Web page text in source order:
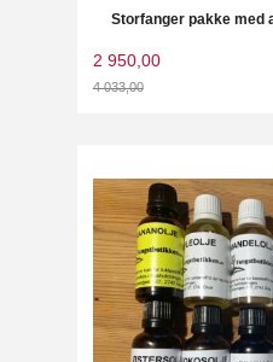
Storfanger pakke med
2 950,00
4 033,00